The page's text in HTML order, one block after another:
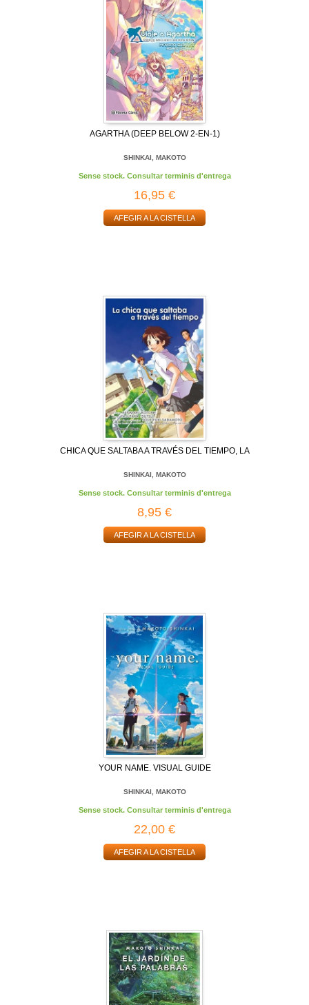
AGARTHA (DEEP BELOW 2-EN-1)
SHINKAI, MAKOTO
Sense stock. Consultar terminis d'entrega
16,95 €
AFEGIR A LA CISTELLA
CHICA QUE SALTABA A TRAVÉS DEL TIEMPO, LA
SHINKAI, MAKOTO
Sense stock. Consultar terminis d'entrega
8,95 €
AFEGIR A LA CISTELLA
YOUR NAME. VISUAL GUIDE
SHINKAI, MAKOTO
Sense stock. Consultar terminis d'entrega
22,00 €
AFEGIR A LA CISTELLA